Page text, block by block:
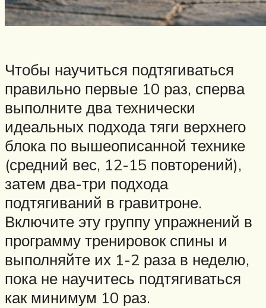
Чтобы научиться подтягиваться
правильно первые 10 раз, сперва
выполните два технически
идеальных подхода тяги верхнего
блока по вышеописанной технике
(средний вес, 12-15 повторений),
затем два-три подхода
подтягиваний в гравитроне.
Включите эту группу упражнений в
программу тренировок спины и
выполняйте их 1-2 раза в неделю,
пока не научитесь подтягиваться
как минимум 10 раз.